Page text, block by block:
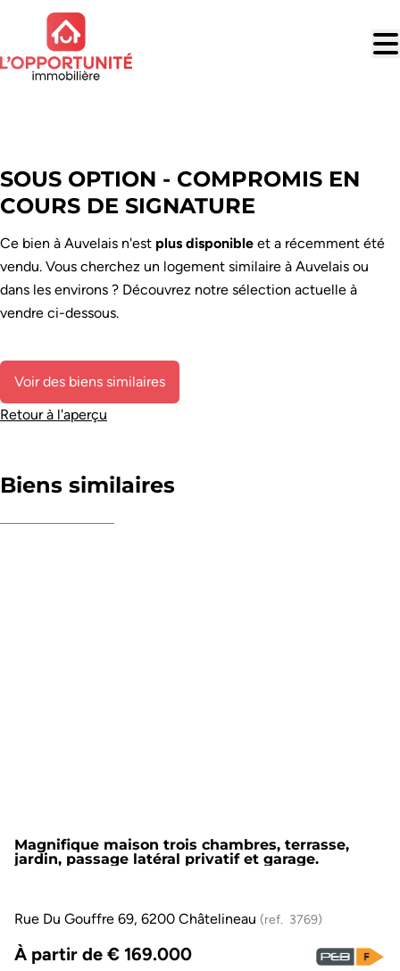
Aller au contenu principal
VENDU
SOUS OPTION - COMPROMIS EN
COURS DE SIGNATURE
Ce bien à Auvelais n'est plus disponible et a récemment été
vendu. Vous cherchez un logement similaire à Auvelais ou
dans les environs ? Découvrez notre sélection actuelle à
vendre ci-dessous.
Voir des biens similaires
Retour à l'aperçu
Biens similaires
Magnifique maison trois chambres, terrasse,
jardin, passage latéral privatif et garage.
Rue Du Gouffre 69, 6200 Châtelineau (ref. 3769)
À partir de € 169.000